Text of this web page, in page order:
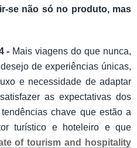
se não só no produto, mas
- Mais viagens do que nunca,
de experiências únicas,
e necessidade de adaptar
as expectativas dos
chave que estão a
turístico e hoteleiro e que
of tourism and hospitality